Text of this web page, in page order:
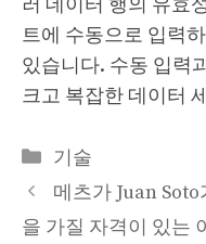
트에 수동으로 입력
있습니다. 수동 입력
크고 복잡한 데이터
Categories
기술
메츠가 Juan
을 가질 자격이 있는